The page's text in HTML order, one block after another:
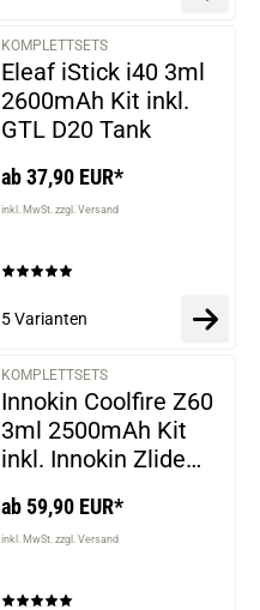
VARIANTEN
KOMPLETTSETS
Eleaf iStick i40 3ml
2600mAh Kit inkl.
GTL D20 Tank
ab 37,90 EUR*
inkl. MwSt. zzgl. Versand
5 Varianten
KOMPLETTSETS
Innokin Coolfire Z60
3ml 2500mAh Kit
inkl. Innokin Zlide
ab 59,90 EUR*
inkl. MwSt. zzgl. Versand